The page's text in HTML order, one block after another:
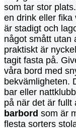
som tar stor
en drink eller fika
är stadigt och
något smått utan
praktiskt är
tagit fasta på.
våra bord med
bekvämligheten.
bar eller
på när det är fullt
barbord som är
flesta sorters